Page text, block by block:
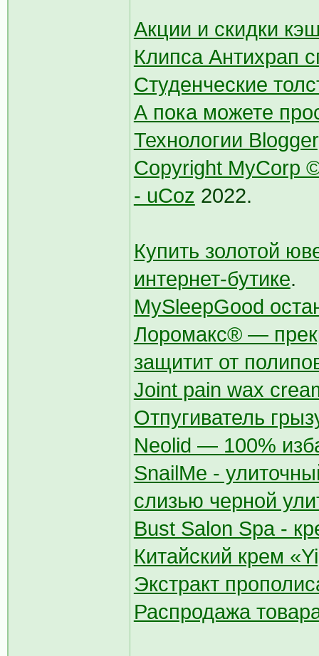
Акции и скидки
Клипса Антихрап
Студенческие
А пока можете
Технологии Blogger
Copyright MyCorp
- uCoz 2022.
Купить золотой
интернет-бутике.
MySleepGood
Лоромакс® —
защитит от
Jоint pain wax
Отпугиватель
Neolid — 100%
SnailMe -
слизью черной
Bust Salon Spa -
Китайский крем
Экстракт
Распродажа